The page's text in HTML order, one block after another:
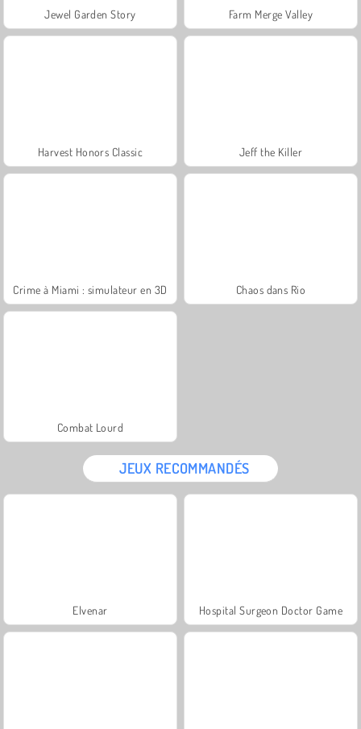
Jewel Garden Story Farm Merge Valley
Harvest Honors Classic Jeff the Killer
Crime à Miami : simulateur en 3D Chaos dans Rio
Combat Lourd
JEUX RECOMMANDÉS
Elvenar Hospital Surgeon Doctor Game